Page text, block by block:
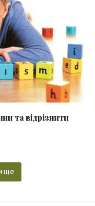
та відрізнити
ще